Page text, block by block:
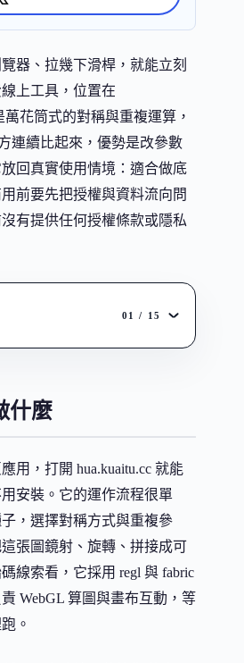
器、拉幾下滑桿，就能立刻
上工具，位置在
萬花筒式的對稱與重複運算，
連續比起來，優勢是改參數
回真實使用情境：適合做底
前要先把授權與資料流向問
有提供任何授權條款或隱私
01 / 15
什麼
用，打開 hua.kuaitu.cc 就能
安裝。它的運作流程很單
，選擇對稱方式與重複參
張圖鏡射、旋轉、拼接成可
線索看，它採用 regl 與 fabric
WebGL 算圖與畫布互動，等
。